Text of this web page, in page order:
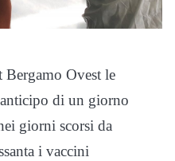
Bergamo Ovest le
di un giorno
giorni scorsi da
i vaccini